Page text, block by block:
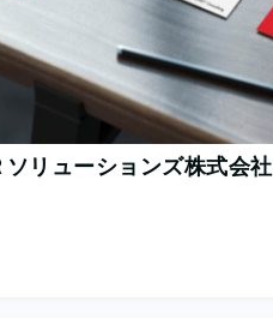
リューションズ株式会社